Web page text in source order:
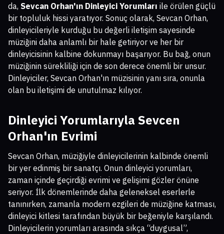
da, Sevcan Orhan'ın Dinleyici Yorumları ile örülen güçlü
bir topluluk hissi yaratıyor. Sonuç olarak, Sevcan Orhan,
dinleyicileriyle kurduğu bu değerli iletişim sayesinde
müziğini daha anlamlı bir hale getiriyor ve her bir
dinleyicisinin kalbine dokunmayı başarıyor. Bu bağ, onun
müziğinin sürekliliği için de son derece önemli bir unsur.
Dinleyiciler, Sevcan Orhan'ın müzisinin yanı sıra, onunla
olan bu iletişimi de unutulmaz kılıyor.
Dinleyici Yorumlarıyla Sevcen
Orhan'ın Evrimi
Sevcan Orhan, müziğiyle dinleyicilerinin kalbinde önemli
bir yer edinmiş bir sanatçı. Onun dinleyici yorumları,
zaman içinde geçirdiği evrimi ve gelişimi gözler önüne
seriyor. İlk dönemlerinde daha geleneksel eserlerle
tanınırken, zamanla modern ezgileri de müziğine katması,
dinleyici kitlesi tarafından büyük bir beğeniyle karşılandı.
Dinleyicilerin yorumları arasında sıkça “duygusal”,